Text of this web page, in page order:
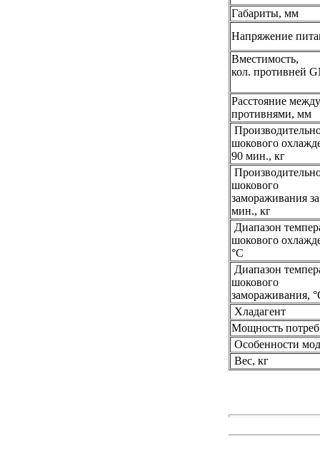
Габариты, мм
Напряжение
Вместимость,
кол. противней
Расстояние между
противнями, мм
шокового
90 мин., кг
шокового
замораживания
мин., кг
Диапазон
шокового
°C
Диапазон
шокового
замораживания,
Хладагент
Мощность
Особенности
Вес, кг